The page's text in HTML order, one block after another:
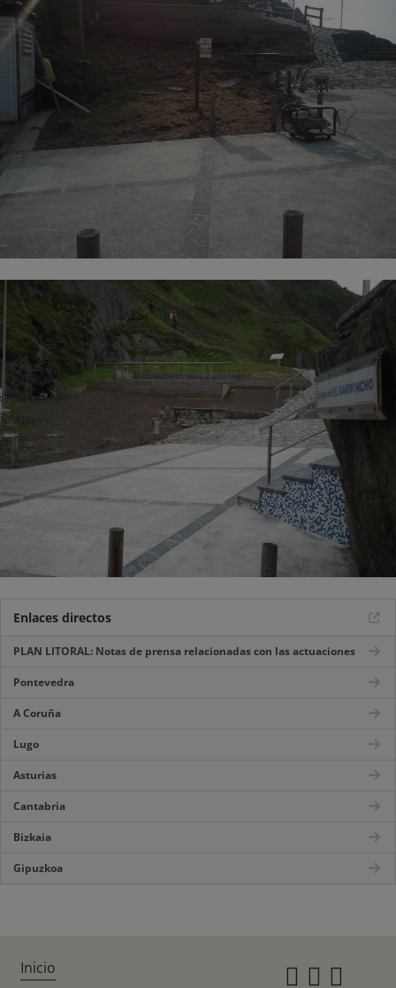
Enlaces directos
PLAN LITORAL: Notas de prensa relacionadas con las actuaciones
Pontevedra
A Coruña
Lugo
Asturias
Cantabria
Bizkaia
Gipuzkoa
Inicio